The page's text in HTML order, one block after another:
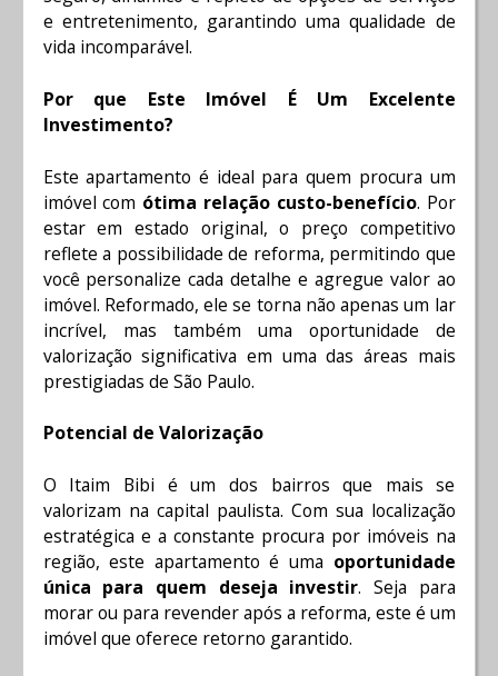
e entretenimento, garantindo uma qualidade de
vida incomparável.
Por que Este Imóvel É Um Excelente
Investimento?
Este apartamento é ideal para quem procura um
imóvel com ótima relação custo-benefício. Por
estar em estado original, o preço competitivo
reflete a possibilidade de reforma, permitindo que
você personalize cada detalhe e agregue valor ao
imóvel. Reformado, ele se torna não apenas um lar
incrível, mas também uma oportunidade de
valorização significativa em uma das áreas mais
prestigiadas de São Paulo.
Potencial de Valorização
O Itaim Bibi é um dos bairros que mais se
valorizam na capital paulista. Com sua localização
estratégica e a constante procura por imóveis na
região, este apartamento é uma oportunidade
única para quem deseja investir. Seja para
morar ou para revender após a reforma, este é um
imóvel que oferece retorno garantido.